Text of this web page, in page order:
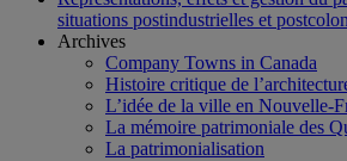
situations postindustrielles et
Archives
Company Towns in Canada
Histoire critique de
L’idée de la ville en Nouvelle-
La mémoire patrimoniale des
La patrimonialisation